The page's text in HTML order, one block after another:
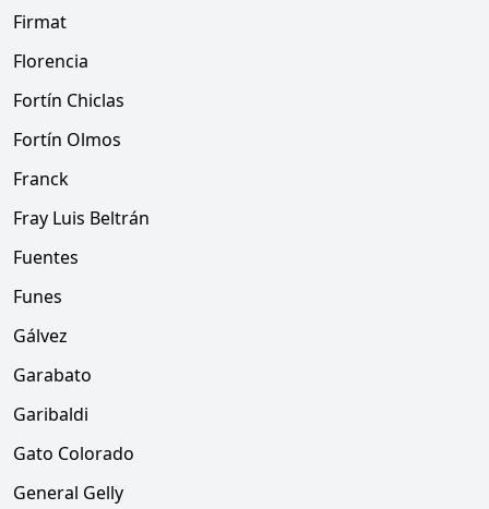
Firmat
Florencia
Fortín Chiclas
Fortín Olmos
Franck
Fray Luis Beltrán
Fuentes
Funes
Gálvez
Garabato
Garibaldi
Gato Colorado
General Gelly